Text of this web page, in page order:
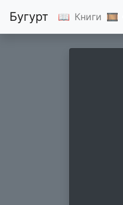
Бугурт 📖 Книги 🎞